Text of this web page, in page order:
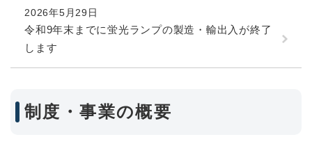
2026年5月29日
令和9年末までに蛍光ランプの製造・輸出入が終了
します
制度・事業の概要